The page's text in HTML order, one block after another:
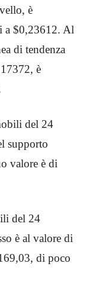
è
a $0,23612. Al
di tendenza
è
del 24
supporto
valore è di
del 24
è al valore di
di poco